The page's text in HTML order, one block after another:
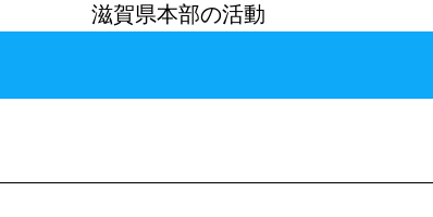
滋賀県本部の活動